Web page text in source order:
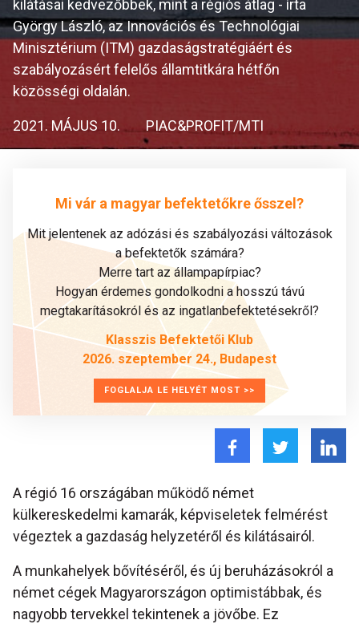
kilátásai kedvezőbbek, mint a régiós átlag - írta
György László, az Innovációs és Technológiai
Minisztérium (ITM) gazdaságstratégiáért és
szabályozásért felelős államtitkára hétfőn
közösségi oldalán.
2021. MÁJUS 10. PIAC&PROFIT/MTI
Mi vár a magyar befektetőkre ősszel?
Mit jelentenek az adózási és szabályozási változások
a befektetők számára?
Merre tart az állampapírpiac?
Hogyan érdemes gondolkodni a hosszú távú
megtakarításokról és az ingatlanbefektetésekről?
Klasszis Befektetői Klub
2026. szeptember 24., Budapest
FOGLALJA LE HELYÉT MOST >>
A régió 16 országában működő német
külkereskedelmi kamarák, képviseletek felmérést
végeztek a gazdaság helyzetéről és kilátásairól.
A munkahelyek bővítéséről, és új beruházásokról a
német cégek Magyarországon optimistábbak, és
nagyobb tervekkel tekintenek a jövőbe. Ez